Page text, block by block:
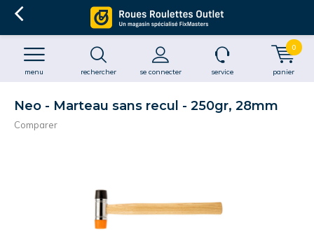
rechercher se connecter
menu service panier
0
Neo - Marteau sans recul - 250gr, 28mm
Comparer